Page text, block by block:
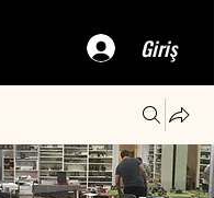
Giriş